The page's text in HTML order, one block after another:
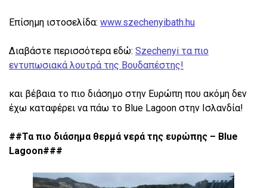
Επίσημη ιστοσελίδα: www.szechenyibath.hu
Διαβάστε περισσότερα εδώ: Szechenyi τα πιο
εντυπωσιακά λουτρά της Βουδαπέστης!
και βέβαια το πιο διάσημο στην Ευρώπη που ακόμη δεν
έχω καταφέρει να πάω το Blue Lagoon στην Ισλανδία!
##Τα πιο διάσημα θερμά νερά της ευρώπης – Blue
Lagoon###